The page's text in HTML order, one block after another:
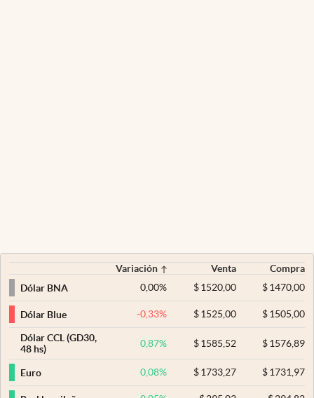
Variación Venta
Compra
Dólar BNA
0,00% $ 1520,00 $1470,00
Dólar Blue -0,33% $ 1525,00 $1505,00
Dólar CCL (GD30,
48 hs)
0,87% $ 1585,52 $1576,89
Euro 0,08% $ 1733,27 $1731,97